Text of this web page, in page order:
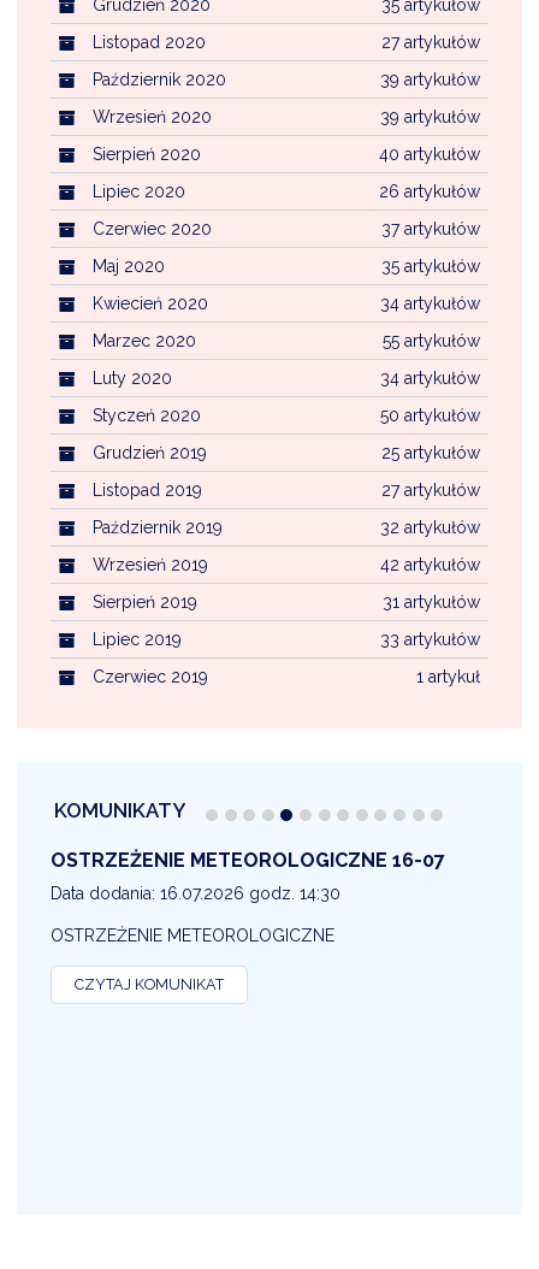
35 artykułów
Grudzień 2020
27 artykułów
Listopad 2020
39 artykułów
Październik 2020
39 artykułów
Wrzesień 2020
40 artykułów
Sierpień 2020
26 artykułów
Lipiec 2020
37 artykułów
Czerwiec 2020
35 artykułów
Maj 2020
34 artykułów
Kwiecień 2020
55 artykułów
Marzec 2020
34 artykułów
Luty 2020
50 artykułów
Styczeń 2020
25 artykułów
Grudzień 2019
27 artykułów
Listopad 2019
32 artykułów
Październik 2019
42 artykułów
Wrzesień 2019
31 artykułów
Sierpień 2019
33 artykułów
Lipiec 2019
1 artykuł
Czerwiec 2019
KOMUNIKATY
OSTRZEŻENIE METEOROLOGICZNE 16-07
Data dodania: 16.07.2026 godz. 14:30
OSTRZEŻENIE METEOROLOGICZNE
CZYTAJ KOMUNIKAT